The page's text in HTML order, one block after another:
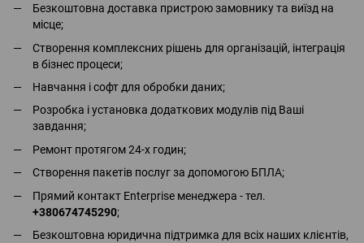
Безкоштовна доставка пристрою замовнику та виїзд на
місце;
Створення комплексних рішень для організацій, інтеграція
в бізнес процеси;
Навчання і софт для обробки даних;
Розробка і установка додаткових модулів під Ваші
завдання;
Ремонт протягом 24-х годин;
Створення пакетів послуг за допомогою БПЛА;
Прямий контакт Enterprise менеджера - тел.
+380674745290;
Безкоштовна юридична підтримка для всіх наших клієнтів,